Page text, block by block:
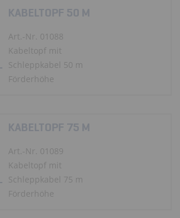
KABELTOPF 50 M
Art.-Nr. 01088
Kabeltopf mit
Schleppkabel 50 m
Förderhöhe
KABELTOPF 75 M
Art.-Nr. 01089
Kabeltopf mit
Schleppkabel 75 m
Förderhöhe